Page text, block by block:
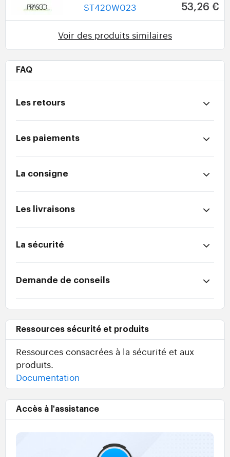
ST420W023 53,26 €
Voir des produits similaires
FAQ
Les retours
Les paiements
La consigne
Les livraisons
La sécurité
Demande de conseils
Ressources sécurité et produits
Ressources consacrées à la sécurité et aux
produits.
Documentation
Accès à l'assistance